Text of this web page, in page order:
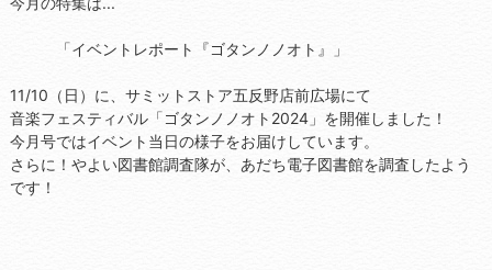
「イベントレポート『ゴタンノノオト』」
11/10（日）に、サミットストア五反野店前広場にて
音楽フェスティバル「ゴタンノノオト2024」を開催しました！
今月号ではイベント当日の様子をお届けしています。
さらに！やよい図書館調査隊が、あだち電子図書館を調査したよう
です！